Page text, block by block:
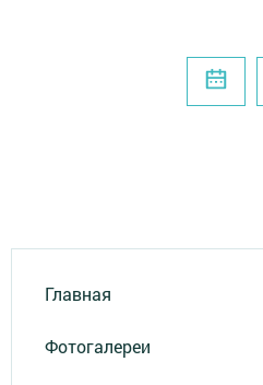
Главная
Фотогалереи